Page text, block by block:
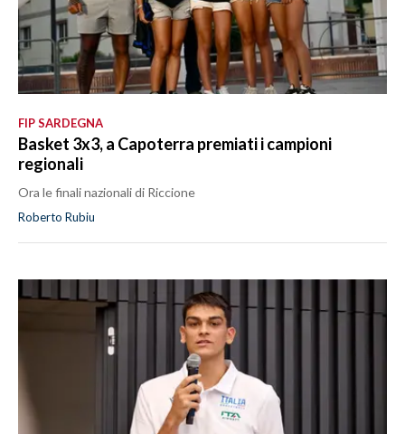
FIP SARDEGNA
Basket 3x3, a Capoterra premiati i campioni
regionali
Ora le finali nazionali di Riccione
Roberto Rubiu